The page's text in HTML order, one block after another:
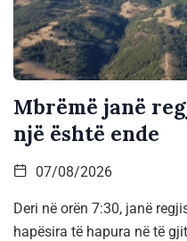
Mbrëmë janë
një është ende
07/08/2026
Deri në orën 7:30, janë
hapësira të hapura në të